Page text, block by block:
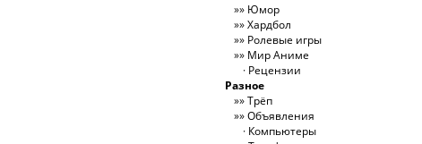
Юмор
Хардбол
Ролевые игры
Мир Аниме
Рецензии
Разное
Трёп
Объявления
Компьютеры